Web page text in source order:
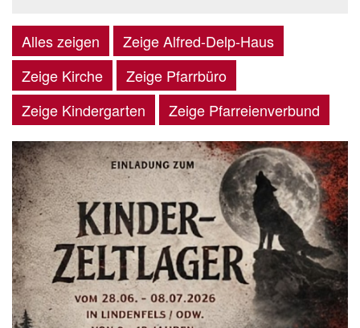
Alles zeigen
Zeige Alfred-Delp-Haus
Zeige Kirche
Zeige Pfarrbüro
Zeige Kindergarten
Zeige Pfarreienverbund